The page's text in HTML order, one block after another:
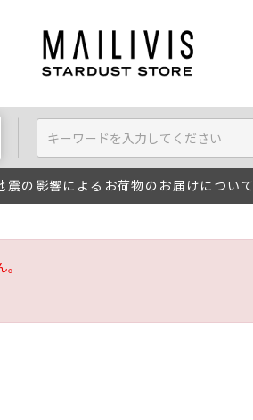
震の影響によるお荷物のお届けについて